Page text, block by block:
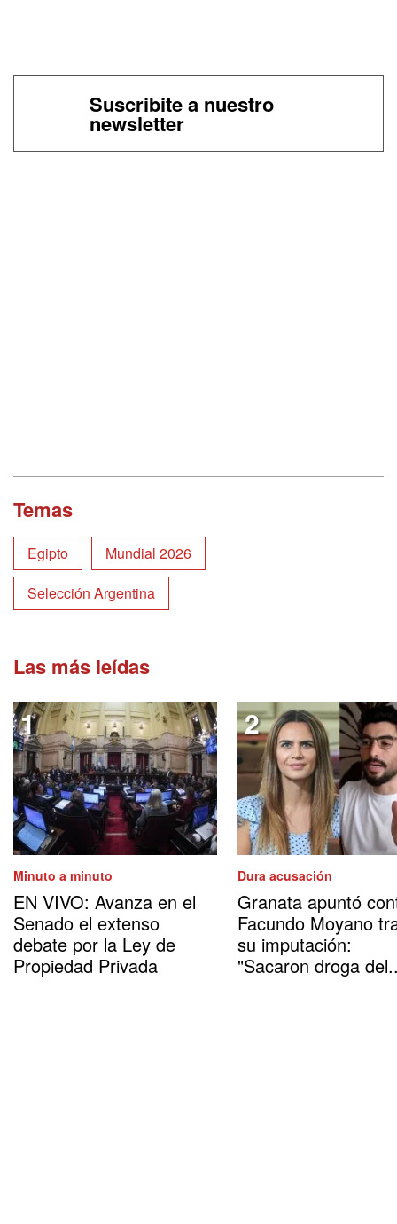
Suscribite a nuestro
newsletter
Temas
Egipto
Mundial 2026
Selección Argentina
Las más leídas
Minuto a minuto
EN VIVO: Avanza en el
Senado el extenso
debate por la Ley de
Propiedad Privada
Dura acusación
Granata apuntó
Facundo Moyano
su imputación:
"Sacaron droga